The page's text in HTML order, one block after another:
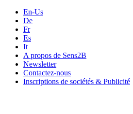
En-Us
De
Fr
Es
It
A propos de Sens2B
Newsletter
Contactez-nous
Inscriptions de sociétés & Publicité